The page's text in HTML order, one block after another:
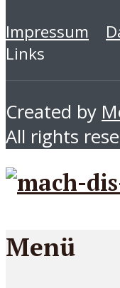
Impressum
Links
Created by
All rights
Menü